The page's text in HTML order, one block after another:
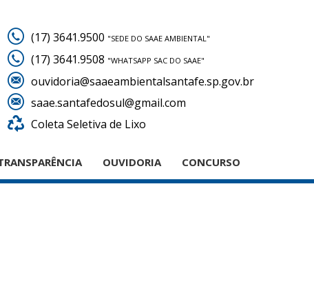
(17) 3641.9500 "SEDE DO SAAE AMBIENTAL"
(17) 3641.9508 "WHATSAPP SAC DO SAAE"
ouvidoria@saaeambientalsantafe.sp.gov.br
saae.santafedosul@gmail.com
Coleta Seletiva de Lixo
OUVIDORIA CONCURSO